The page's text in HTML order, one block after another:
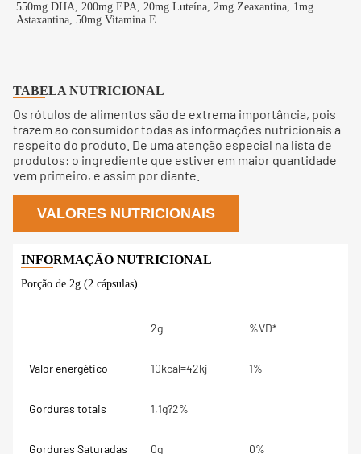
550mg DHA, 200mg EPA, 20mg Luteína, 2mg Zeaxantina, 1mg
Astaxantina, 50mg Vitamina E.
TABELA NUTRICIONAL
Os rótulos de alimentos são de extrema importância, pois
trazem ao consumidor todas as informações nutricionais a
respeito do produto. De uma atenção especial na lista de
produtos: o ingrediente que estiver em maior quantidade
vem primeiro, e assim por diante.
VALORES NUTRICIONAIS
Porção de 2g (2 cápsulas)
2g %VD*
Valor energético 10kcal=42kj 1%
Gorduras totais 1,1g?2%
Gorduras Saturadas 0g 0%